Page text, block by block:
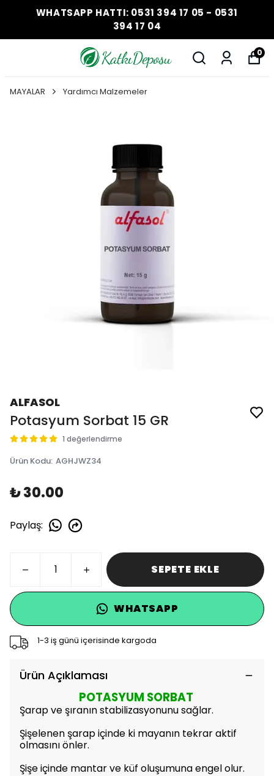
WHATSAPP HATTI: 0531 394 17 05 - 0531
394 17 04
0
MAYALAR Yardımcı Malzemeler
ALFASOL
Potasyum Sorbat 15 GR
1 değerlendirme
Ürün Kodu: AGHJWZ34
₺ 30.00
Paylaş:
SEPETE EKLE
WHATSAPP
1-3 iş günü içerisinde kargoda
Ürün Açıklaması
POTASYUM SORBAT
Şarap ve şıranın stabilizasyonunu sağlar.
Şişelenen şarap içinde ki mayanın tekrar aktif
olmasını önler.
Şişe içinde mantar ve küf oluşumuna engel olur.